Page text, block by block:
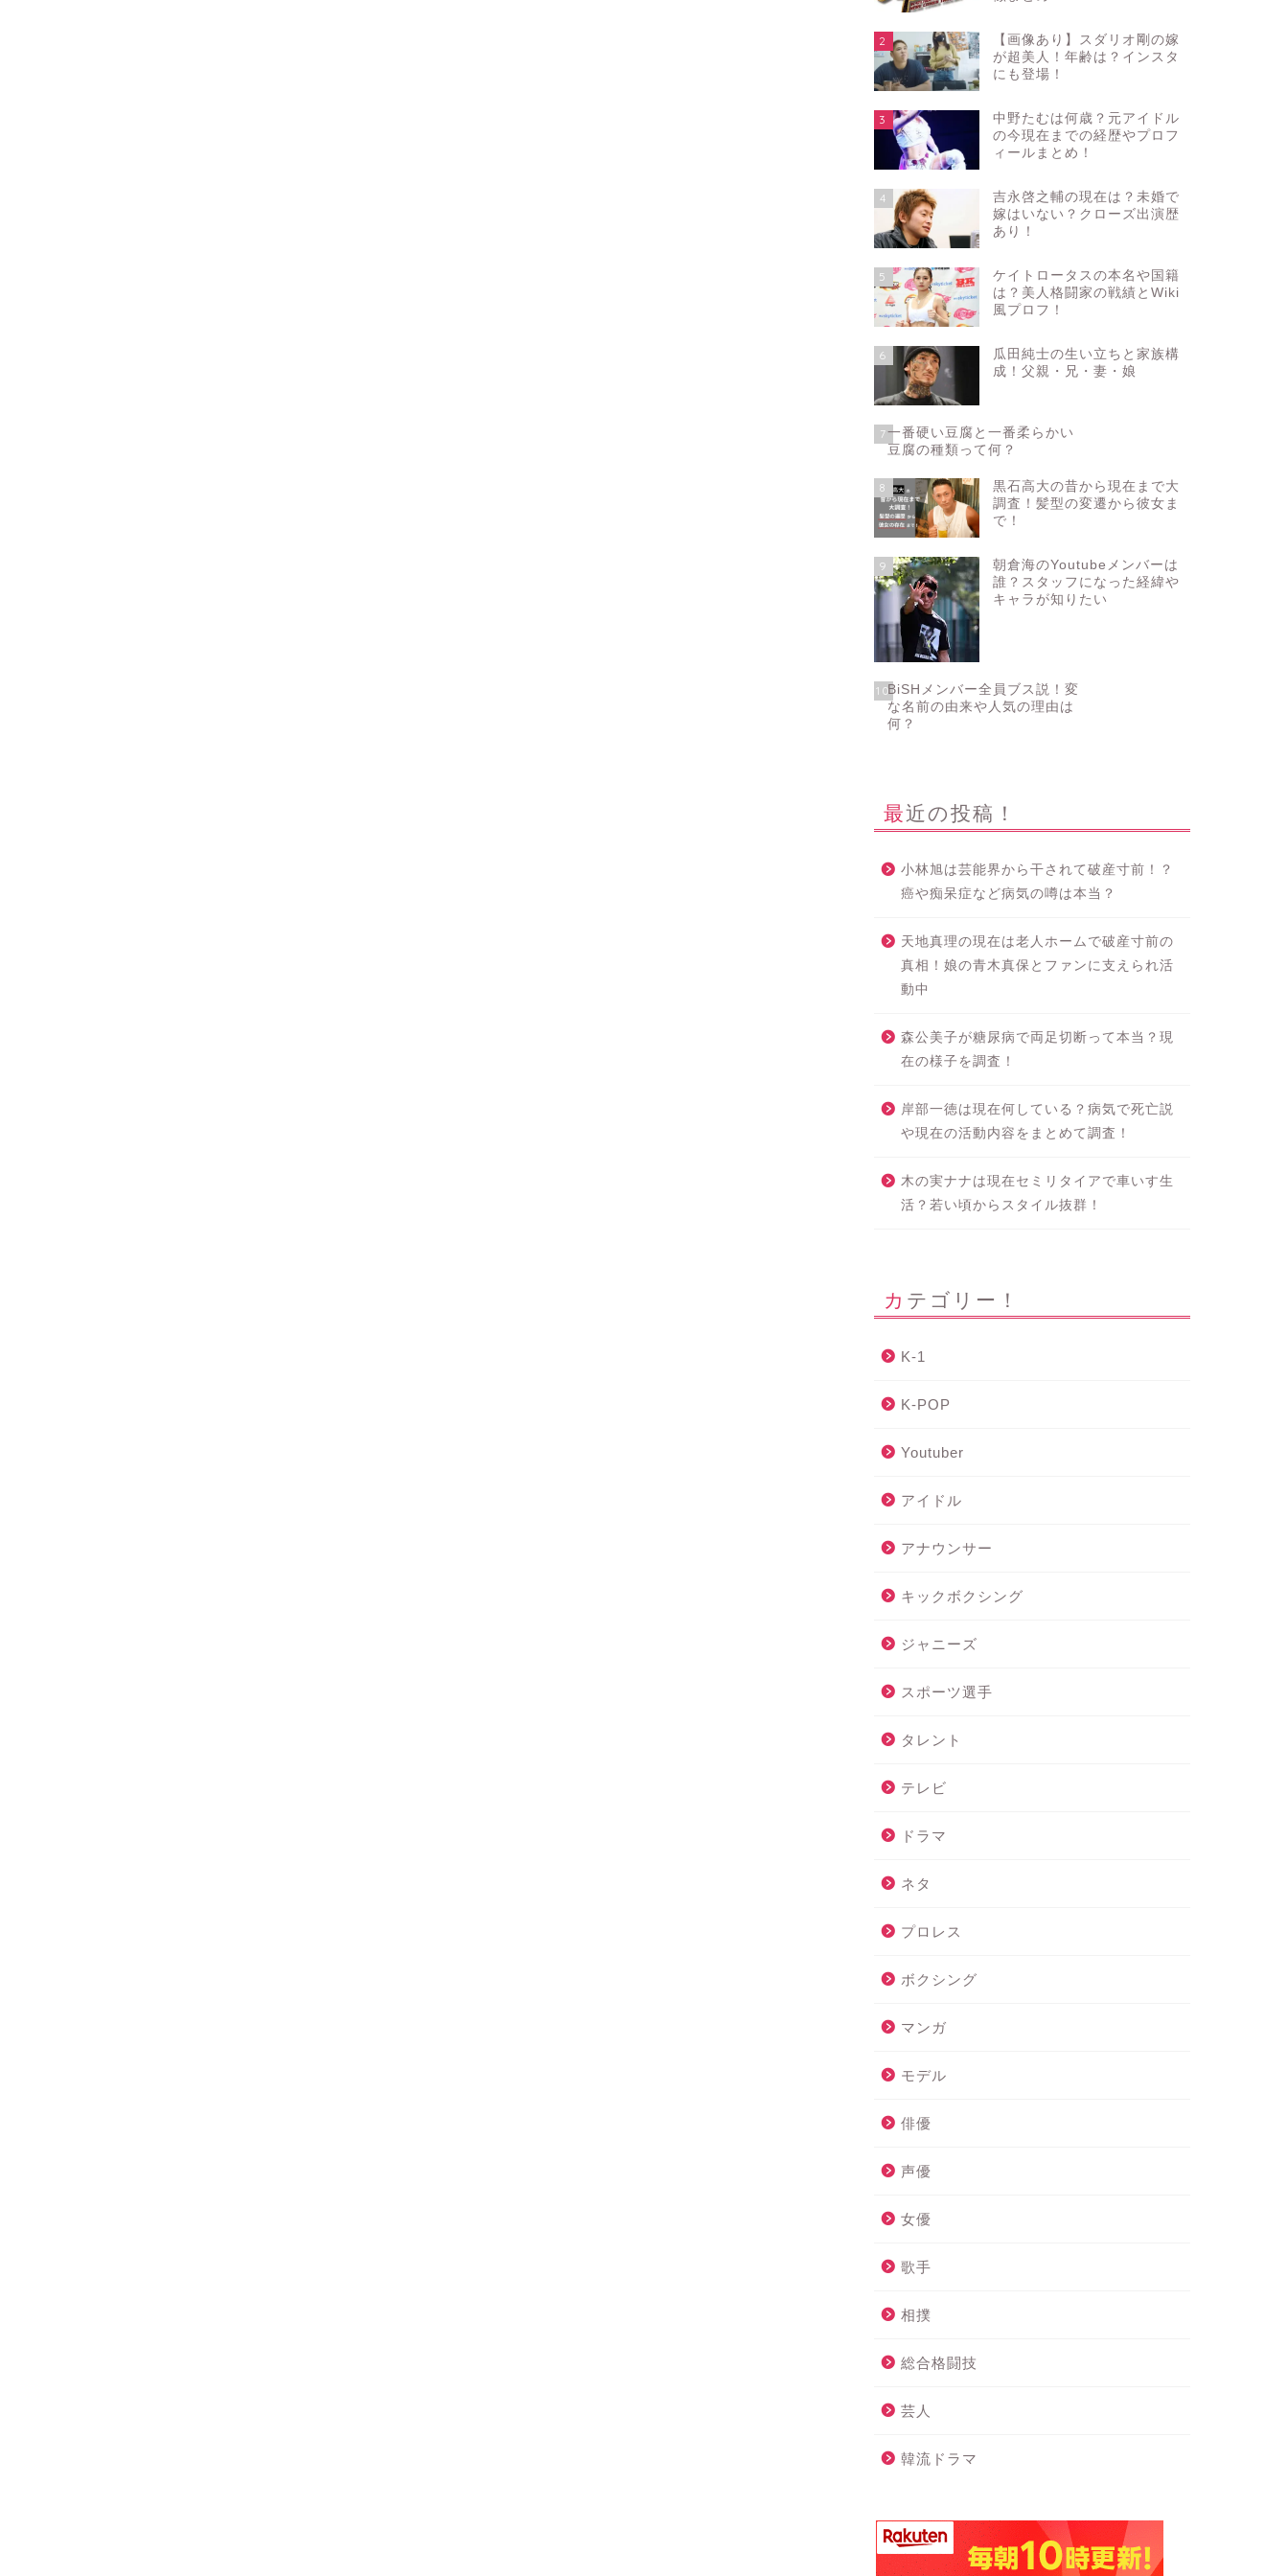
2
【画像あり】スダリオ剛の嫁
が超美人！年齢は？インスタ
にも登場！
3
中野たむは何歳？元アイドル
の今現在までの経歴やプロフ
ィールまとめ！
4
吉永啓之輔の現在は？未婚で
嫁はいない？クローズ出演歴
あり！
5
ケイトロータスの本名や国籍
は？美人格闘家の戦績とWiki
風プロフ！
6
瓜田純士の生い立ちと家族構
成！父親・兄・妻・娘
7一番硬い豆腐と一番柔らかい
豆腐の種類って何？
8
黒石高大の昔から現在まで大
調査！髪型の変遷から彼女ま
で！
9
朝倉海のYoutubeメンバーは
誰？スタッフになった経緯や
キャラが知りたい
10BiSHメンバー全員ブス説！変
な名前の由来や人気の理由は
何？
最近の投稿！
小林旭は芸能界から干されて破産寸前！？
癌や痴呆症など病気の噂は本当？
天地真理の現在は老人ホームで破産寸前の
真相！娘の青木真保とファンに支えられ活
動中
森公美子が糖尿病で両足切断って本当？現
在の様子を調査！
岸部一徳は現在何している？病気で死亡説
や現在の活動内容をまとめて調査！
木の実ナナは現在セミリタイアで車いす生
活？若い頃からスタイル抜群！
カテゴリー！
K-1
K-POP
Youtuber
アイドル
アナウンサー
キックボクシング
ジャニーズ
スポーツ選手
タレント
テレビ
ドラマ
ネタ
プロレス
ボクシング
マンガ
モデル
俳優
声優
女優
歌手
相撲
総合格闘技
芸人
韓流ドラマ